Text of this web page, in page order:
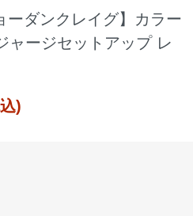
ーダンクレイグ】カラー
ャージセットアップ レ
)